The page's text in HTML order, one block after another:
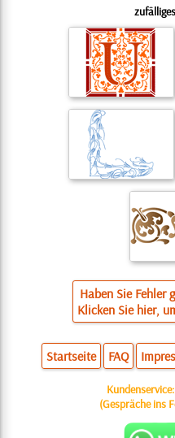
Haben Sie Fehler
Klicken Sie hier,
Startseite FAQ
Kundenservice:
(Gespräche ins